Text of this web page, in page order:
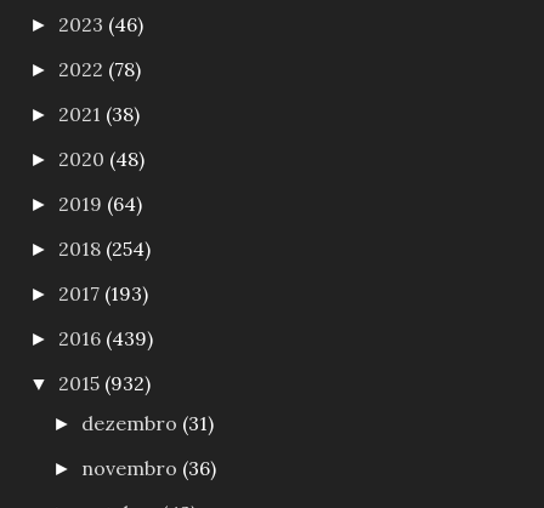
► 2023 (46)
► 2022 (78)
► 2021 (38)
► 2020 (48)
► 2019 (64)
► 2018 (254)
► 2017 (193)
► 2016 (439)
▼ 2015 (932)
► dezembro (31)
► novembro (36)